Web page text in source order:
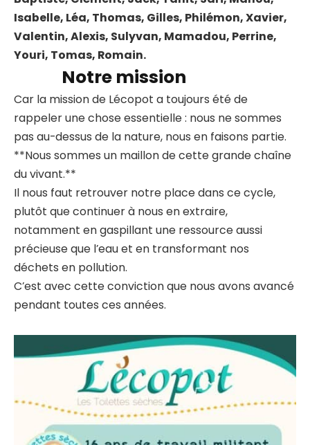
Isabelle, Léa, Thomas, Gilles, Philémon, Xavier,
Valentin, Alexis, Sulyvan, Mamadou, Perrine,
Youri, Tomas, Romain.
Notre mission
Car la mission de Lécopot a toujours été de
rappeler une chose essentielle : nous ne sommes
pas au-dessus de la nature, nous en faisons partie.
**Nous sommes un maillon de cette grande chaîne
du vivant.**
Il nous faut retrouver notre place dans ce cycle,
plutôt que continuer à nous en extraire,
notamment en gaspillant une ressource aussi
précieuse que l’eau et en transformant nos
déchets en pollution.
C’est avec cette conviction que nous avons avancé
pendant toutes ces années.